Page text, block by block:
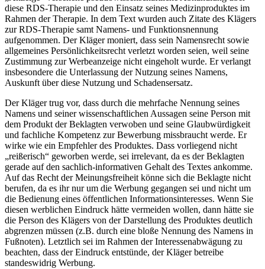
diese RDS-Therapie und den Einsatz seines Medizinproduktes im
Rahmen der Therapie. In dem Text wurden auch Zitate des Klägers
zur RDS-Therapie samt Namens- und Funktionsnennung
aufgenommen. Der Kläger moniert, dass sein Namensrecht sowie
allgemeines Persönlichkeitsrecht verletzt worden seien, weil seine
Zustimmung zur Werbeanzeige nicht eingeholt wurde. Er verlangt
insbesondere die Unterlassung der Nutzung seines Namens,
Auskunft über diese Nutzung und Schadensersatz.
Der Kläger trug vor, dass durch die mehrfache Nennung seines
Namens und seiner wissenschaftlichen Aussagen seine Person mit
dem Produkt der Beklagten verwoben und seine Glaubwürdigkeit
und fachliche Kompetenz zur Bewerbung missbraucht werde. Er
wirke wie ein Empfehler des Produktes. Dass vorliegend nicht
„reißerisch“ geworben werde, sei irrelevant, da es der Beklagten
gerade auf den sachlich-informativen Gehalt des Textes ankomme.
Auf das Recht der Meinungsfreiheit könne sich die Beklagte nicht
berufen, da es ihr nur um die Werbung gegangen sei und nicht um
die Bedienung eines öffentlichen Informationsinteresses. Wenn Sie
diesen werblichen Eindruck hätte vermeiden wollen, dann hätte sie
die Person des Klägers von der Darstellung des Produktes deutlich
abgrenzen müssen (z.B. durch eine bloße Nennung des Namens in
Fußnoten). Letztlich sei im Rahmen der Interessenabwägung zu
beachten, dass der Eindruck entstünde, der Kläger betreibe
standeswidrig Werbung.